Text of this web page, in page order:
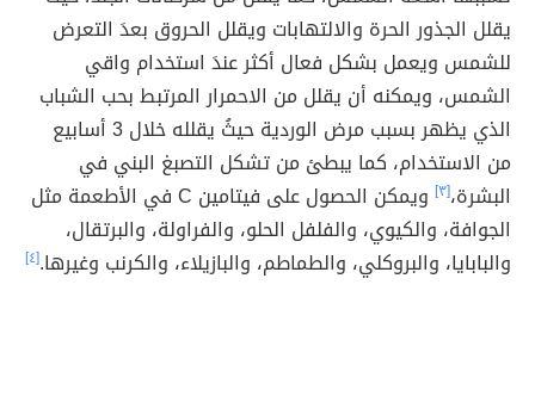
يقلل الجذور الحرة والالتهابات ويقلل الحروق بعدَ التعرض
للشمس ويعمل بشكل فعال أكثر عندَ استخدام واقي
الشمس، ويمكنه أن يقلل من الاحمرار المرتبط بحب الشباب
الذي يظهر بسبب مرض الوردية حيثُ يقلله خلال 3 أسابيع
من الاستخدام، كما يبطئ من تشكل التصبغ البني في
البشرة،[٣]
ويمكن الحصول على فيتامين C في الأطعمة مثل
الجوافة، والكيوي، والفلفل الحلو، والفراولة، والبرتقال،
والبابايا، والبروكلي، والطماطم، والبازيلاء، والكرنب وغيرها.[٤]